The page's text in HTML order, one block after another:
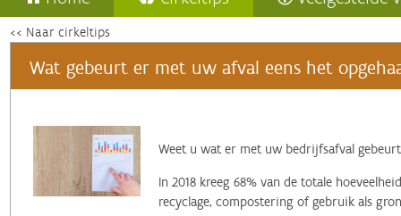
<< Naar cirkeltips
Wat gebeurt er met uw afval eens het
‌Weet u wat er met uw bedrijfsafval
In 2018 kreeg 68% van de totale
recyclage, compostering of gebruik als